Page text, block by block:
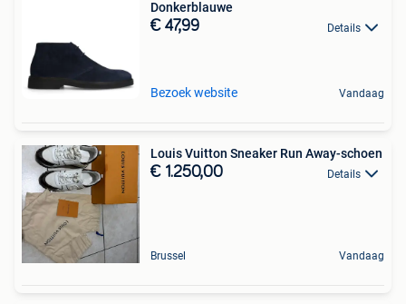
Donkerblauwe
€ 47,99 Details
Bezoek website Vandaag
Louis Vuitton Sneaker Run Away-schoen
€ 1.250,00 Details
Brussel Vandaag